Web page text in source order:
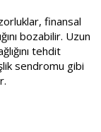
finansal
bozabilir. Uzun
tehdit
sendromu gibi